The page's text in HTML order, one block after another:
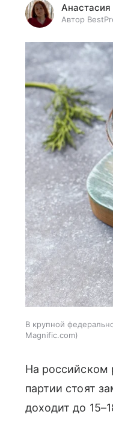
Анастасия
Автор
В крупной
Magnific.com
На российском
партии стоят
доходит до